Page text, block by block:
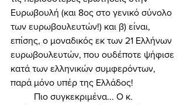
Ευρωβουλή (και 8ος στο γενικό σύνολο
των ευρωβουλευτών!) και β) είναι,
επίσης, ο μοναδικός εκ των 21 Ελλήνων
ευρωβουλευτών, που ουδέποτε ψήφισε
κατά των ελληνικών συμφερόντων,
παρά μόνο υπέρ της Ελλάδος!